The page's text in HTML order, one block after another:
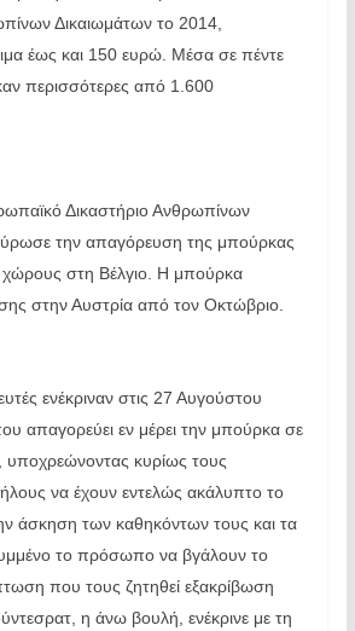
Δικαιωμάτων το 2014,
έως και 150 ευρώ. Μέσα σε πέντε
περισσότερες από 1.600
Δικαστήριο Ανθρωπίνων
την απαγόρευση της μπούρκας
στη Βέλγιο. Η μπούρκα
στην Αυστρία από τον Οκτώβριο.
ενέκριναν στις 27 Αυγούστου
απαγορεύει εν μέρει την μπούρκα σε
υποχρεώνοντας κυρίως τους
να έχουν εντελώς ακάλυπτο το
άσκηση των καθηκόντων τους και τα
το πρόσωπο να βγάλουν το
που τους ζητηθεί εξακρίβωση
η άνω βουλή, ενέκρινε με τη